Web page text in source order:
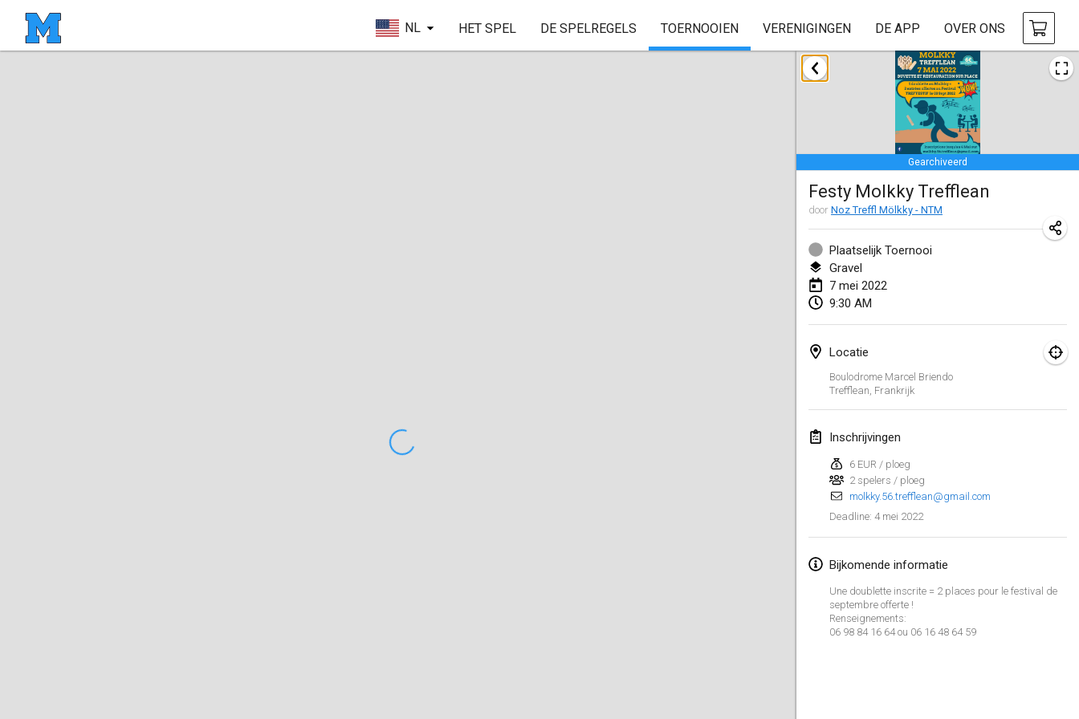
NL HET SPEL DE SPELREGELS TOERNOOIEN VERENIGINGEN DE APP OVER ONS
Gearchiveerd
Festy Molkky Trefflean
door Noz Treffl Mölkky - NTM
Plaatselijk Toernooi
Gravel
7 mei 2022
9:30 AM
Locatie
Boulodrome Marcel Briendo
Trefflean Frankrijk
Inschrijvingen
6 EUR / ploeg
2 spelers / ploeg
molkky.56.trefflean@gmail.com
Deadline: 4 mei 2022
Bijkomende informatie
Une doublette inscrite = 2 places pour le festival de
septembre offerte !
Renseignements:
06 98 84 16 64 ou 06 16 48 64 59
januari 2022
GEANNULEERD
Tournoi Mixte ASPTTOM
22 jan. 2022|Frankrijk
KKS Halli Duppeli
22 jan. 2022| Finland
Mölkky Tournament - Doubles
22 jan. 2022|Japan
Suomelan Mölkky-open
22 jan. 2022
23 jan. 2022
MS v MÖLKPARKURU
4 feb. 2022|
GEANNULEERD
TangoMölkky
5 feb. 2022|Finland
Kohti Kisoja
Yamagata Tournament
13 feb. 2022 |Japan